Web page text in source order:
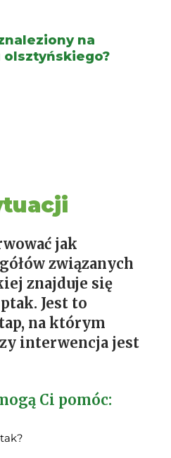
na
jak
związanych
znajduje się
Jest to
na którym
interwencja jest
Ci pomóc: